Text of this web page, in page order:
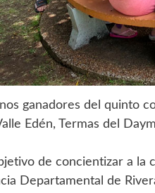
ganadores del quinto
Edén, Termas del
de concientizar a la
Departamental de